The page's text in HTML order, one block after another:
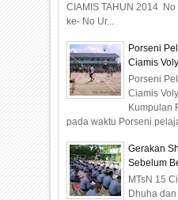
CIAMIS TAHUN 2014
ke- No Ur...
Porseni
Ciamis
Porseni
Ciamis
Kumpulan
pada waktu Porseni
Gerakan
Sebelum
MTsN 15
Dhuha